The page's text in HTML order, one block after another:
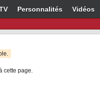
Personnalités Vidéos
cette page.